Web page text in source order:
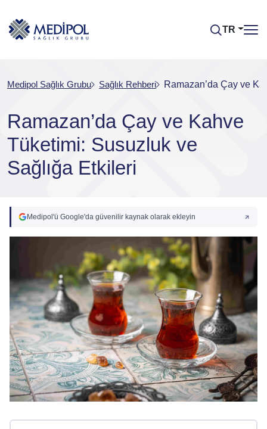
TR
Medipol Sağlık Grubu Sağlık Rehberi Ramazan’da Çay ve
Ramazan’da Çay ve Kahve
Tüketimi: Susuzluk ve
Sağlığa Etkileri
Medipol'ü Google'da güvenilir kaynak olarak ekleyin